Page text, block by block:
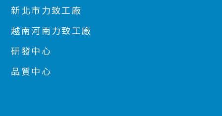
新北市力致工廠
越南河南力致工廠
研發中心
品質中心